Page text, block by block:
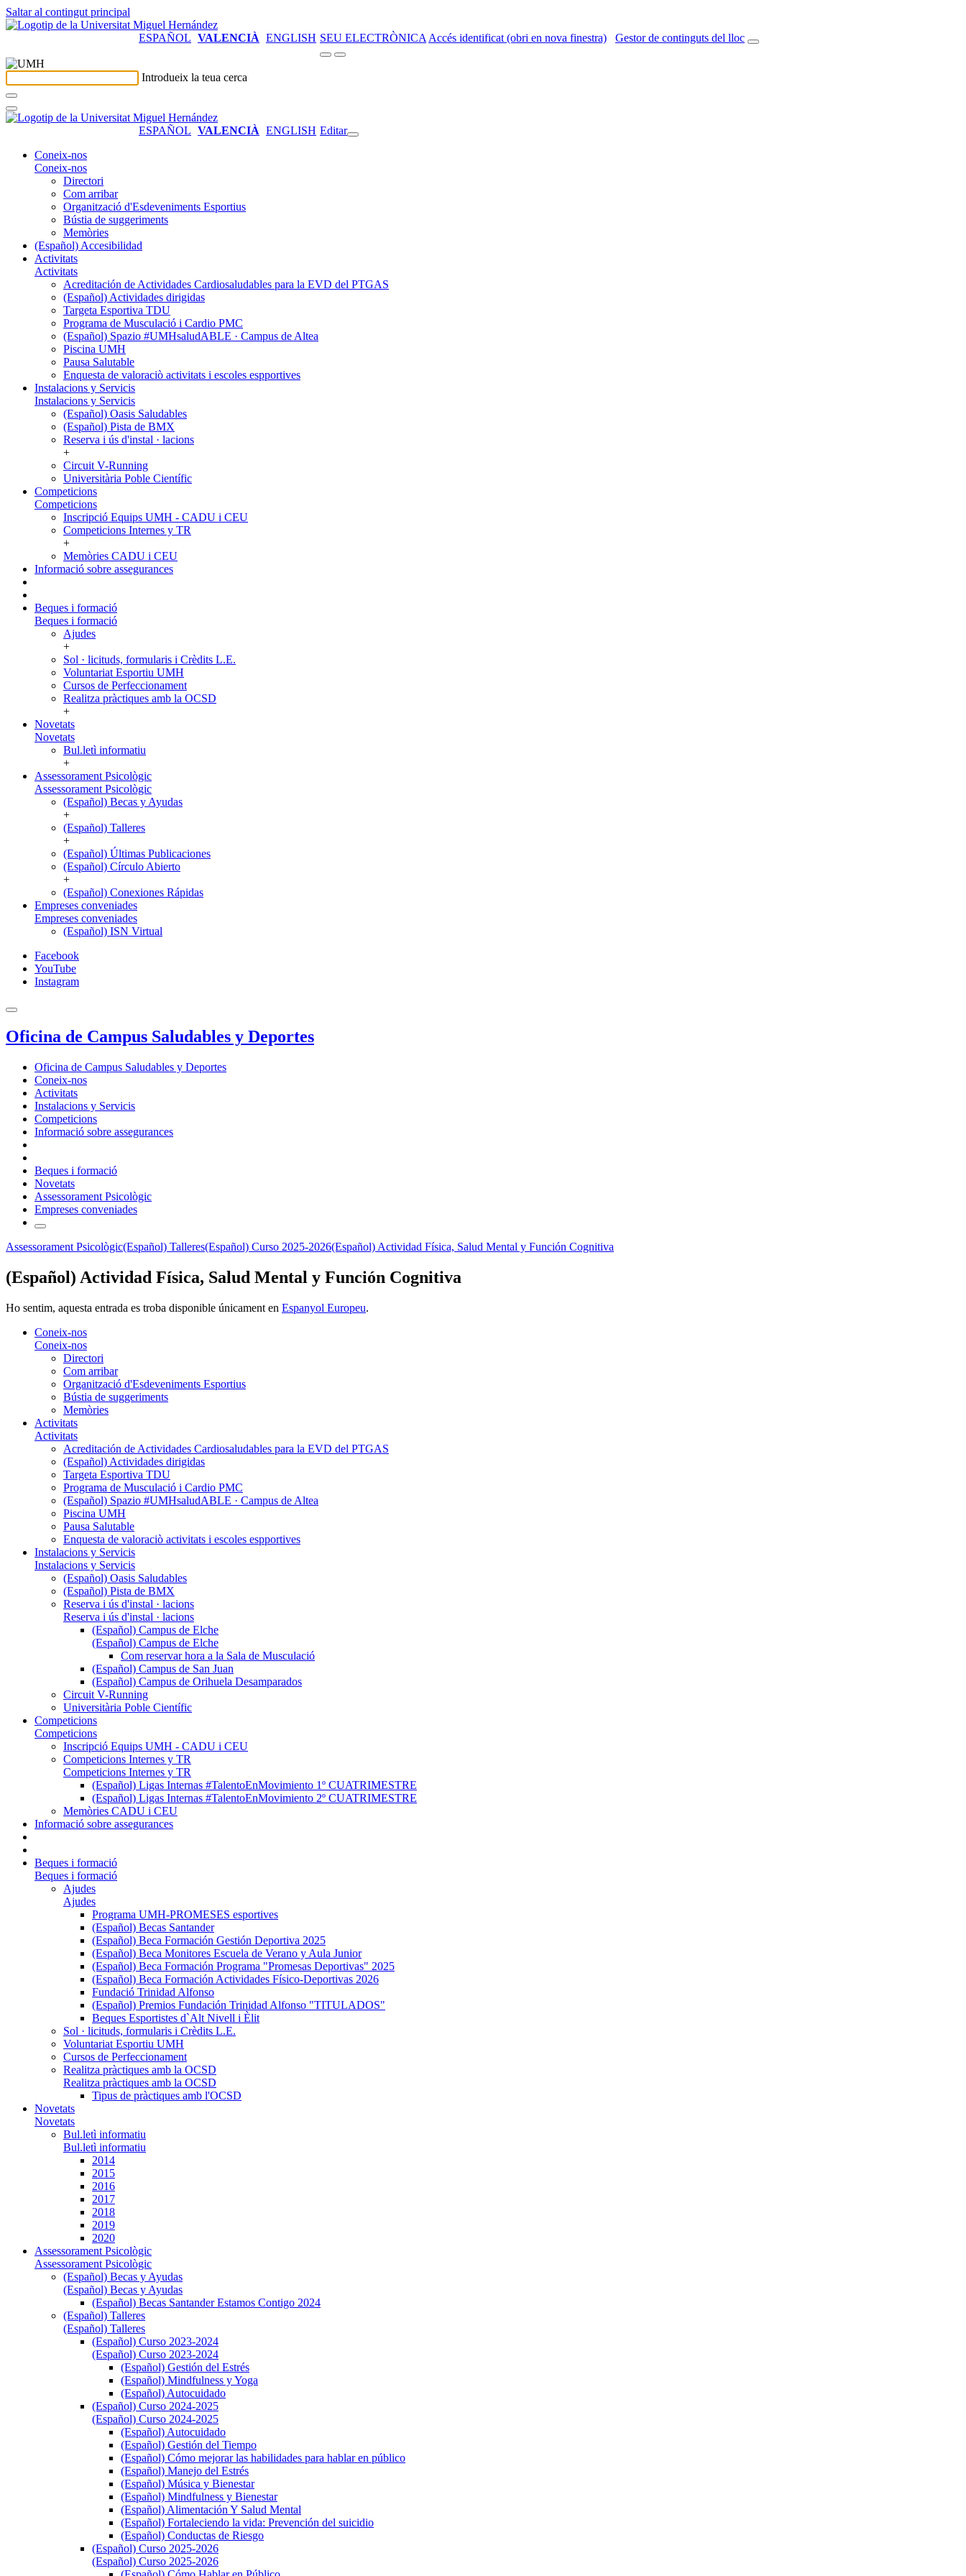
Saltar al contingut principal
ESPAÑOL VALENCIÀ ENGLISH SEU ELECTRÒNICA Accés identificat (obri en nova finestra) Gestor de continguts del lloc
Introdueix la teua cerca
ESPAÑOL VALENCIÀ ENGLISH Editar
Coneix-nos
Coneix-nos
Directori
Com arribar
Organització d'Esdeveniments Esportius
Bústia de suggeriments
Memòries
(Español) Accesibilidad
Activitats
Activitats
Acreditación de Actividades Cardiosaludables para la EVD del PTGAS
(Español) Actividades dirigidas
Targeta Esportiva TDU
Programa de Musculació i Cardio PMC
(Español) Spazio #UMHsaludABLE · Campus de Altea
Piscina UMH
Pausa Salutable
Enquesta de valoraciò activitats i escoles espportives
Instalacions y Servicis
Instalacions y Servicis
(Español) Oasis Saludables
(Español) Pista de BMX
Reserva i ús d'instal · lacions
+
Circuit V-Running
Universitària Poble Científic
Competicions
Competicions
Inscripció Equips UMH - CADU i CEU
Competicions Internes y TR
+
Memòries CADU i CEU
Informació sobre assegurances
Beques i formació
Beques i formació
Ajudes
+
Sol · licituds, formularis i Crèdits L.E.
Voluntariat Esportiu UMH
Cursos de Perfeccionament
Realitza pràctiques amb la OCSD
+
Novetats
Novetats
Bul.letì informatiu
+
Assessorament Psicològic
Assessorament Psicològic
(Español) Becas y Ayudas
+
(Español) Talleres
+
(Español) Últimas Publicaciones
(Español) Círculo Abierto
+
(Español) Conexiones Rápidas
Empreses conveniades
Empreses conveniades
(Español) ISN Virtual
Facebook
YouTube
Instagram
Oficina de Campus Saludables y Deportes
Oficina de Campus Saludables y Deportes
Coneix-nos
Activitats
Instalacions y Servicis
Competicions
Informació sobre assegurances
Beques i formació
Novetats
Assessorament Psicològic
Empreses conveniades
Assessorament Psicològic(Español) Talleres(Español) Curso 2025-2026(Español) Actividad Física, Salud Mental y Función Cognitiva
(Español) Actividad Física, Salud Mental y Función Cognitiva
Ho sentim, aquesta entrada es troba disponible únicament en Espanyol Europeu.
Coneix-nos
Coneix-nos
Directori
Com arribar
Organització d'Esdeveniments Esportius
Bústia de suggeriments
Memòries
Activitats
Activitats
Acreditación de Actividades Cardiosaludables para la EVD del PTGAS
(Español) Actividades dirigidas
Targeta Esportiva TDU
Programa de Musculació i Cardio PMC
(Español) Spazio #UMHsaludABLE · Campus de Altea
Piscina UMH
Pausa Salutable
Enquesta de valoraciò activitats i escoles espportives
Instalacions y Servicis
Instalacions y Servicis
(Español) Oasis Saludables
(Español) Pista de BMX
Reserva i ús d'instal · lacions
Reserva i ús d'instal · lacions
(Español) Campus de Elche
(Español) Campus de Elche
Com reservar hora a la Sala de Musculació
(Español) Campus de San Juan
(Español) Campus de Orihuela Desamparados
Circuit V-Running
Universitària Poble Científic
Competicions
Competicions
Inscripció Equips UMH - CADU i CEU
Competicions Internes y TR
Competicions Internes y TR
(Español) Ligas Internas #TalentoEnMovimiento 1º CUATRIMESTRE
(Español) Ligas Internas #TalentoEnMovimiento 2º CUATRIMESTRE
Memòries CADU i CEU
Informació sobre assegurances
Beques i formació
Beques i formació
Ajudes
Ajudes
Programa UMH-PROMESES esportives
(Español) Becas Santander
(Español) Beca Formación Gestión Deportiva 2025
(Español) Beca Monitores Escuela de Verano y Aula Junior
(Español) Beca Formación Programa "Promesas Deportivas" 2025
(Español) Beca Formación Actividades Físico-Deportivas 2026
Fundació Trinidad Alfonso
(Español) Premios Fundación Trinidad Alfonso "TITULADOS"
Beques Esportistes d`Alt Nivell i Èlit
Sol · licituds, formularis i Crèdits L.E.
Voluntariat Esportiu UMH
Cursos de Perfeccionament
Realitza pràctiques amb la OCSD
Realitza pràctiques amb la OCSD
Tipus de pràctiques amb l'OCSD
Novetats
Novetats
Bul.letì informatiu
Bul.letì informatiu
2014
2015
2016
2017
2018
2019
2020
Assessorament Psicològic
Assessorament Psicològic
(Español) Becas y Ayudas
(Español) Becas y Ayudas
(Español) Becas Santander Estamos Contigo 2024
(Español) Talleres
(Español) Talleres
(Español) Curso 2023-2024
(Español) Curso 2023-2024
(Español) Gestión del Estrés
(Español) Mindfulness y Yoga
(Español) Autocuidado
(Español) Curso 2024-2025
(Español) Curso 2024-2025
(Español) Autocuidado
(Español) Gestión del Tiempo
(Español) Cómo mejorar las habilidades para hablar en público
(Español) Manejo del Estrés
(Español) Música y Bienestar
(Español) Mindfulness y Bienestar
(Español) Alimentación Y Salud Mental
(Español) Fortaleciendo la vida: Prevención del suicidio
(Español) Conductas de Riesgo
(Español) Curso 2025-2026
(Español) Curso 2025-2026